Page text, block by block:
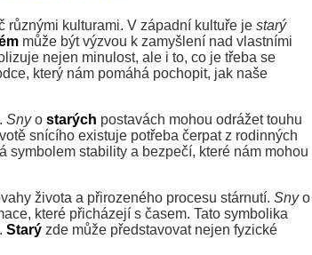
různými kulturami. V západní kultuře je starý
může být výzvou k zamyšlení nad vlastními
nejen minulost, ale i to, co je třeba se
který nám pomáhá pochopit, jak naše
Snyo starých postavách mohou odrážet touhu
snícího existuje potřeba čerpat z rodinných
symbolem stability a bezpečí, které nám mohou
života a přirozeného procesu stárnutí. Snyo
které přicházejí s časem. Tato symbolika
Starý zde může představovat nejen fyzické